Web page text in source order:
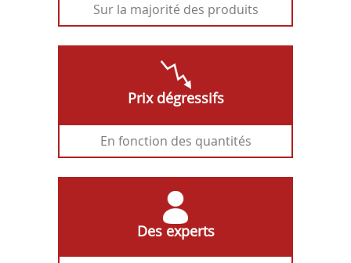
Sur la majorité des produits
Prix dégressifs
En fonction des quantités
Des experts